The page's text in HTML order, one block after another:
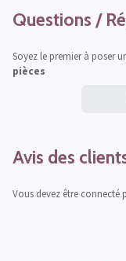
Questions /
Soyez le premier à poser
pièces
Avis des
Vous devez être